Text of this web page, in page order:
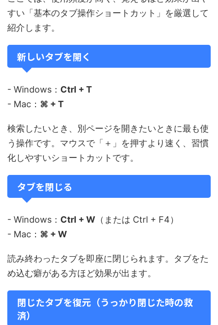
すい「基本のタブ操作ショートカット」を厳選して
紹介します。
新しいタブを開く
- Windows： Ctrl + T
- Mac： ⌘ + T
検索したいとき、別ページを開きたいときに最も使
う操作です。マウスで「＋」を押すより速く、習慣
化しやすいショートカットです。
タブを閉じる
- Windows： Ctrl + W （または Ctrl + F4）
- Mac： ⌘ + W
読み終わったタブを即座に閉じられます。タブをた
め込む癖がある方ほど効果が出ます。
閉じたタブを復元（うっかり閉じた時の救
済）